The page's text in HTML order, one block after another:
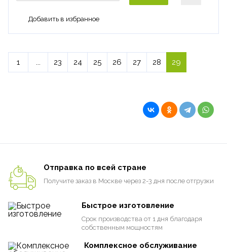
1 ... 23 24 25 26 27 28 29
Отправка по всей стране
Получите заказ в Москве через 2-3 дня после отгрузки
Быстрое изготовление
Срок производства от 1 дня благодаря
собственным мощностям
Комплексное обслуживание